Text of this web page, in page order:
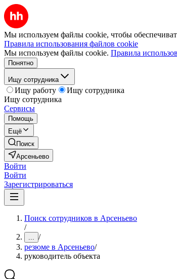
Мы используем файлы cookie, чтобы
Правила использования файлов cookie
Мы используем файлы cookie. Правила
Понятно
Ищу сотрудника
Ищу работу
Ищу сотрудника
Ищу сотрудника
Сервисы
Помощь
Ещё
Поиск
Арсеньево
Войти
Войти
Зарегистрироваться
Поиск сотрудников в Арсеньево
/
... /
резюме в Арсеньево/
руководитель объекта